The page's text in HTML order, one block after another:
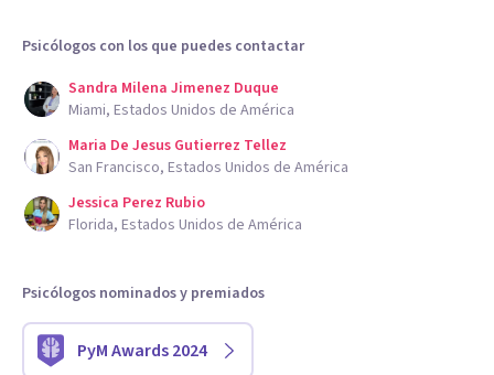
Psicólogos con los que puedes contactar
Sandra Milena Jimenez Duque
Miami, Estados Unidos de América
Maria De Jesus Gutierrez Tellez
San Francisco, Estados Unidos de América
Jessica Perez Rubio
Florida, Estados Unidos de América
Psicólogos nominados y premiados
PyM Awards 2024